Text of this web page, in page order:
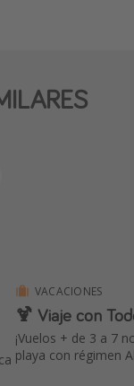
VACACIONES
🍹 Viaje con
¡Vuelos + de 3 a 7
playa con régimen